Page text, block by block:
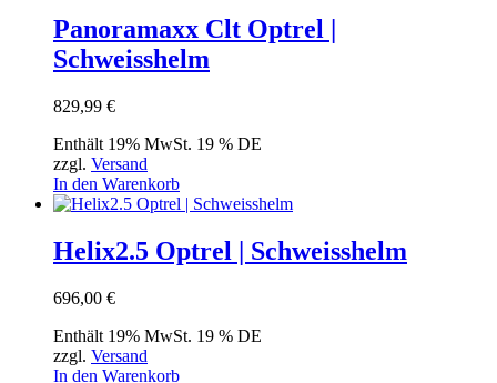
Panoramaxx Clt Optrel |
Schweisshelm
829,99 €
Enthält 19% MwSt. 19 % DE
zzgl. Versand
In den Warenkorb
Helix2.5 Optrel | Schweisshelm
696,00 €
Enthält 19% MwSt. 19 % DE
zzgl. Versand
In den Warenkorb